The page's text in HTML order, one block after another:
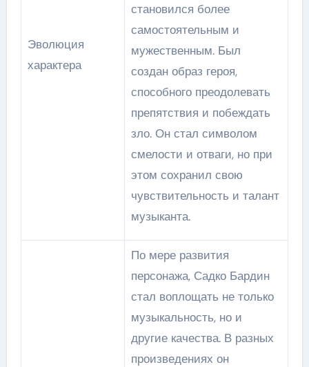
Эволюция
характера
становился более
самостоятельным и
мужественным. Был
создан образ героя,
способного преодолевать
препятствия и побеждать
зло. Он стал символом
смелости и отваги, но при
этом сохранил свою
чувствительность и талант
музыканта.
По мере развития
персонажа, Садко Бардин
стал воплощать не только
музыкальность, но и
другие качества. В разных
произведениях он